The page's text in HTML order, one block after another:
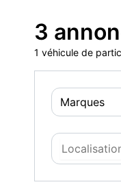
3
1 véhicule de
Marques